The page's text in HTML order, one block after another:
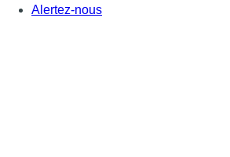
Alertez-nous